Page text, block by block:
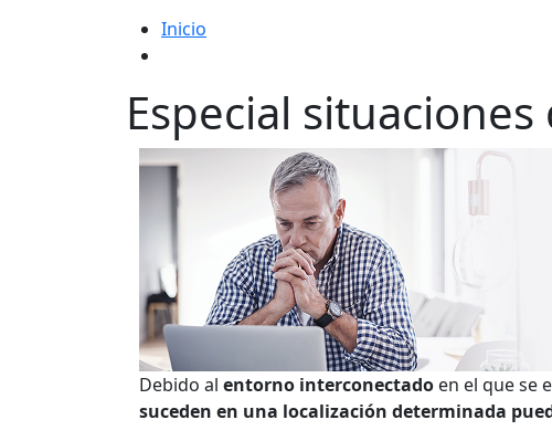
Inicio
Especial
Debido al entorno interconectado en el que se
suceden en una localización determinada